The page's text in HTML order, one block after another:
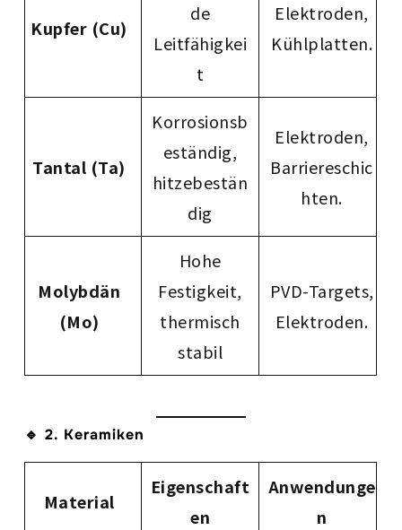
Kupfer (Cu)
de
Leitfähigkei
t
Elektroden,
Kühlplatten.
Tantal (Ta)
Korrosionsb
eständig,
hitzebestän
dig
Elektroden,
Barriereschic
hten.
Molybdän
(Mo)
Hohe
Festigkeit,
thermisch
stabil
PVD-Targets,
Elektroden.
🔹 2. Keramiken
Material
Eigenschaft
en
Anwendunge
n